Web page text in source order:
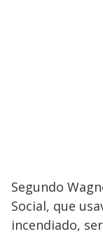
Segundo
Social, que
incendiado,